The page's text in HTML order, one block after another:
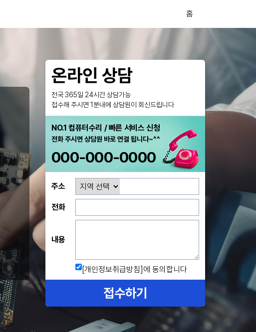
홈
온라인 상담
전국 365일 24시간 상담가능
접수해 주시면 1분내에 상담원이 회신드립니다
NO.1 컴퓨터수리 / 빠른 서비스 신청
전화 주시면 상담원 바로 연결 됩니다~^^
000-000-0000
주소
전화
내용
[개인정보취급방침] 에 동의합니다
접수하기